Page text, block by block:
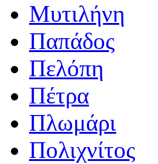
Μυτιλήνη
Παπάδος
Πελόπη
Πέτρα
Πλωμάρι
Πολιχνίτος